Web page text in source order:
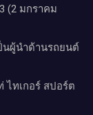
(2 มกราคม
นผู้นำด้านรถยนต์
ไทเกอร์ สปอร์ต